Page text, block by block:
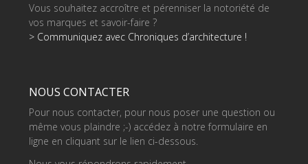
Vous souhaitez accroître et pérenniser la notoriété de
vos marques et savoir-faire ?
> Communiquez avec Chroniques d’architecture !
NOUS CONTACTER
Pour nous contacter, pour nous poser une question ou
même vous plaindre ;-) accédez à notre formulaire en
ligne en cliquant sur le lien ci-dessous.